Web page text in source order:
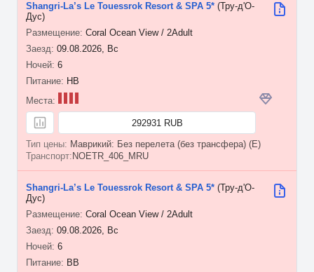
09.08.2026, Вс
6
Shangri-La’s Le Touessrok Resort & SPA 5* (Тру-д'О-
Дус)
Coral Ocean View / 2Adult
HB
292931 RUB
Маврикий: Без перелета (без трансфера) (E)
NOETR_406_MRU
09.08.2026, Вс
6
Shangri-La’s Le Touessrok Resort & SPA 5* (Тру-д'О-
Дус)
Coral Ocean View / 2Adult
BB